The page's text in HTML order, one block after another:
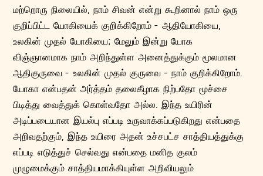
மற்றொரு நிலையில், நாம் சிவன் என்று கூறினால் நாம் ஒரு
குறிப்பிட்ட யோகியைக் குறிக்கிறோம் - ஆதியோகியை,
உலகின் முதல் யோகியை; மேலும் இன்று யோக
விஞ்ஞானமாக நாம் அறிந்துள்ள அனைத்துக்கும் மூலமான
ஆதிகுருவை - உலகின் முதல் குருவை - நாம் குறிக்கிறோம்.
யோகா என்பதன் அர்த்தம் தலைகீழாக நிற்பதோ மூச்சை
பிடித்து வைத்துக் கொள்வதோ அல்ல. இந்த உயிரின்
அடிப்படையான இயல்பு எப்படி உருவாக்கப்படுகிறது என்பதை
அறிவதற்கும், இந்த உயிரை அதன் உச்சபட்ச சாத்தியத்துக்கு
எப்படி எடுத்துச் செல்வது என்பதை மனித குலம்
முழுமைக்கும் சாத்தியமாக்கியுள்ள அறிவியலும்